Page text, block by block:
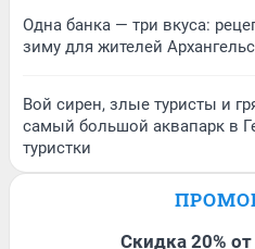
Одна банка — три вкуса:
зиму для жителей
Вой сирен, злые туристы и
самый большой аквапарк в
туристки
Скидка 20%